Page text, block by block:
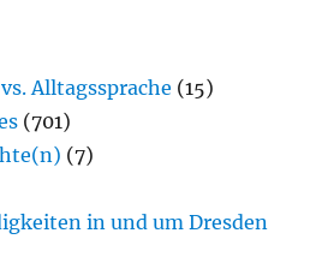
Alltagssprache (15)
(701)
(7)
in und um Dresden